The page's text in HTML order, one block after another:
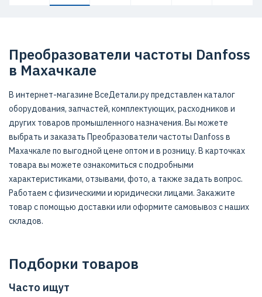
Преобразователи частоты Danfoss
в Махачкале
В интернет-магазине ВсеДетали.ру представлен каталог
оборудования, запчастей, комплектующих, расходников и
других товаров промышленного назначения. Вы можете
выбрать и заказать Преобразователи частоты Danfoss в
Махачкале по выгодной цене оптом и в розницу. В карточках
товара вы можете ознакомиться с подробными
характеристиками, отзывами, фото, а также задать вопрос.
Работаем с физическими и юридически лицами. Закажите
товар с помощью доставки или оформите самовывоз с наших
складов.
Подборки товаров
Часто ищут